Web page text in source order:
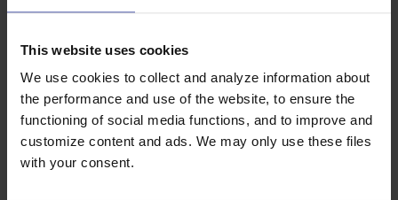
This website uses cookies
We use cookies to collect and analyze information about
the performance and use of the website, to ensure the
functioning of social media functions, and to improve and
customize content and ads. We may only use these files
with your consent.
• samostatnost, zodpovědnost a organizační schopnosti
• znalost práce na PC
• výhodou je zkušenost s audity nebo ISO standardy